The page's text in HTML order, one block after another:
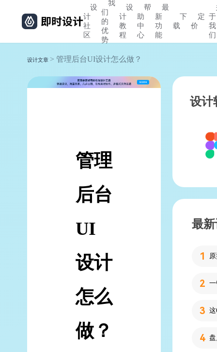
设
计
社
区
我
们
的
优
势
设
计
教
程
帮
助
中
心
最
新
功
能
下
载
定
价
于
我
们
设计文章 > 管理后台UI设计怎么做？
管理
后台
UI
设计
怎么
做？
设计
最